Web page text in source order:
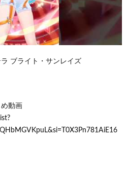
ラ ブライト・サンレイズ
め動画